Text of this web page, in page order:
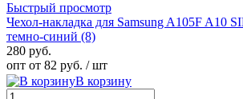
Быстрый просмотр
Чехол-накладка для Samsung A105F A10
темно-синий (8)
280 руб.
опт от 82 руб. / шт
В корзину